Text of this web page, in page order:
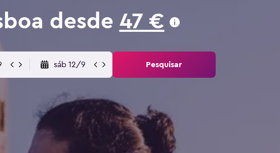
desde 47 €
sáb 12/9 Pesquisar